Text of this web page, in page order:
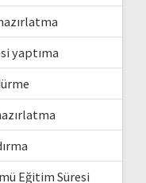
yaptıma
Eğitim Süresi